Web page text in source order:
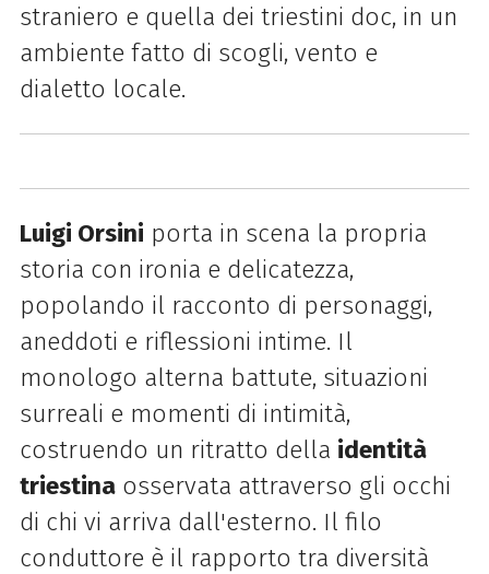
straniero e quella dei triestini doc, in un
ambiente fatto di scogli, vento e
dialetto locale.
Luigi Orsini porta in scena la propria
storia con ironia e delicatezza,
popolando il racconto di personaggi,
aneddoti e riflessioni intime. Il
monologo alterna battute, situazioni
surreali e momenti di intimità,
costruendo un ritratto della identità
triestinaosservata attraverso gli occhi
di chi vi arriva dall'esterno. Il filo
conduttore è il rapporto tra diversità